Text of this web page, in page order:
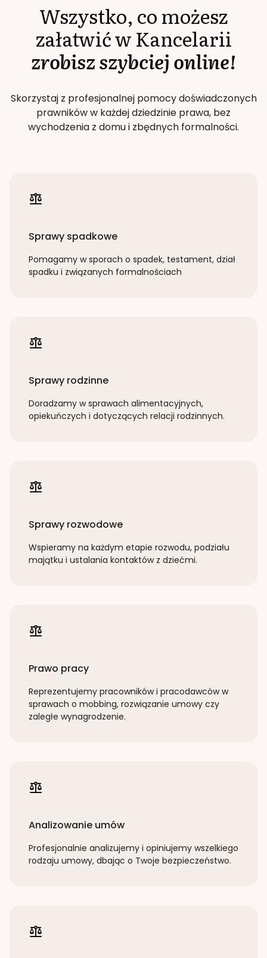
Wszystko, co możesz
załatwić w Kancelarii
zrobisz szybciej online!
Skorzystaj z profesjonalnej pomocy doświadczonych
prawników w każdej dziedzinie prawa, bez
wychodzenia z domu i zbędnych formalności.
Sprawy spadkowe
Pomagamy w sporach o spadek, testament, dział
spadku i związanych formalnościach
Sprawy rodzinne
Doradzamy w sprawach alimentacyjnych,
opiekuńczych i dotyczących relacji rodzinnych.
Sprawy rozwodowe
Wspieramy na każdym etapie rozwodu, podziału
majątku i ustalania kontaktów z dziećmi.
Prawo pracy
Reprezentujemy pracowników i pracodawców w
sprawach o mobbing, rozwiązanie umowy czy
zaległe wynagrodzenie.
Analizowanie umów
Profesjonalnie analizujemy i opiniujemy wszelkiego
rodzaju umowy, dbając o Twoje bezpieczeństwo.